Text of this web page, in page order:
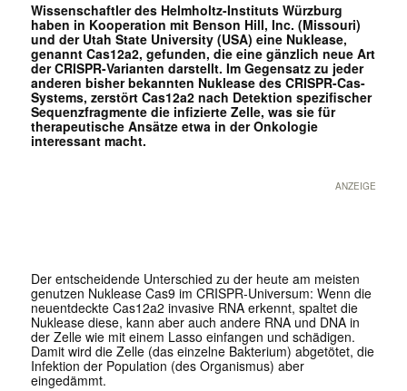
Wissenschaftler des Helmholtz-Instituts Würzburg
haben in Kooperation mit Benson Hill, Inc. (Missouri)
und der Utah State University (USA) eine Nuklease,
genannt Cas12a2, gefunden, die eine gänzlich neue Art
der CRISPR-Varianten darstellt. Im Gegensatz zu jeder
anderen bisher bekannten Nuklease des CRISPR-Cas-
Systems, zerstört Cas12a2 nach Detektion spezifischer
Sequenzfragmente die infizierte Zelle, was sie für
therapeutische Ansätze etwa in der Onkologie
interessant macht.
ANZEIGE
Der entscheidende Unterschied zu der heute am meisten
genutzen Nuklease Cas9 im CRISPR-Universum: Wenn die
neuentdeckte Cas12a2 invasive RNA erkennt, spaltet die
Nuklease diese, kann aber auch andere RNA und DNA in
der Zelle wie mit einem Lasso einfangen und schädigen.
Damit wird die Zelle (das einzelne Bakterium) abgetötet, die
Infektion der Population (des Organismus) aber
eingedämmt.